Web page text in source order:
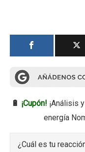
🔋 ¡Cupón! ¡Análisis
energía
¿Cuál es tu